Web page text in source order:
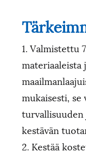
1. Valmistettu
mukaisesti, se
turvallisuuden
kestävän
2. Kestää